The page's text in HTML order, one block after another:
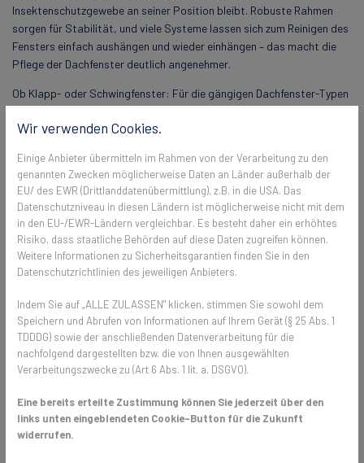
Insektenschutzgewebe an seiner Position bleibt. Robuste Rahmen
sorgen für Stabilität, und viele Systeme lassen sich zum Reinigen des
Fensters einfach aushängen und wieder einhängen – das macht die
Pflege der Dachfenster deutlich angenehmer.
Ob Klapp- oder Schwingfenster: Für die gängigen Dachfenster-Typen
integrieren.
🧩 Komfort & Vorteile im Überblick
Insektenschutzrollos für Fenster und Dachfenster verbinden mehrere
Vorteile in einem System:
Platzsparend & dezent:Das Gewebe verschwindet im
wichtig sind.
Hoher Bedienkomfort:Eine auf den Einsatz abgestimmte
Mechanik sorgt für leichtes Auf- und Abrollen; eine integrierte
Bremse unterstützt das kontrollierte Einfahren.
Sicher geführt:Seitliche Bürstenführungen verhindern, dass
Langlebig & stabil:
Die Systeme sind auf häufiges Öffnen und
Schließen ausgelegt und bieten hohe Stabilität, gerade bei
Wir verwenden Cookies.
Einige Anbieter übermitteln im Rahmen von der Verarbeitung zu den
genannten Zwecken möglicherweise Daten an Länder außerhalb der
EU/ des EWR (Drittlanddatenübermittlung), z.B. in die USA. Das
Datenschutzniveau in diesen Ländern ist möglicherweise nicht mit dem
in den EU-/EWR-Ländern vergleichbar. Es besteht daher ein erhöhtes
Risiko, dass staatliche Behörden auf diese Daten zugreifen können.
Weitere Informationen zu Sicherheitsgarantien finden Sie in den
Datenschutzrichtlinien des jeweiligen Anbieters.
Indem Sie auf „ALLE ZULASSEN" klicken, stimmen Sie sowohl dem
Speichern und Abrufen von Informationen auf Ihrem Gerät (§ 25 Abs. 1
TDDDG) sowie der anschließenden Datenverarbeitung für die
nachfolgend dargestellten bzw. die von Ihnen ausgewählten
Verarbeitungszwecke zu (Art 6 Abs. 1 lit. a. DSGVO).
Eine bereits erteilte Zustimmung können Sie jederzeit über den
links unten eingeblendeten Cookie-Button für die Zukunft
widerrufen.